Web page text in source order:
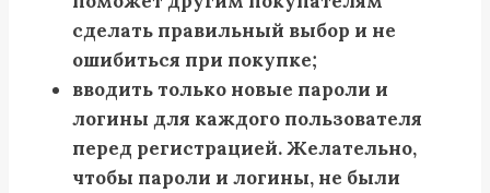
сделать правильный выбор и не
ошибиться при покупке;
вводить только новые пароли и
логины для каждого пользователя
перед регистрацией. Желательно,
чтобы пароли и логины, не были